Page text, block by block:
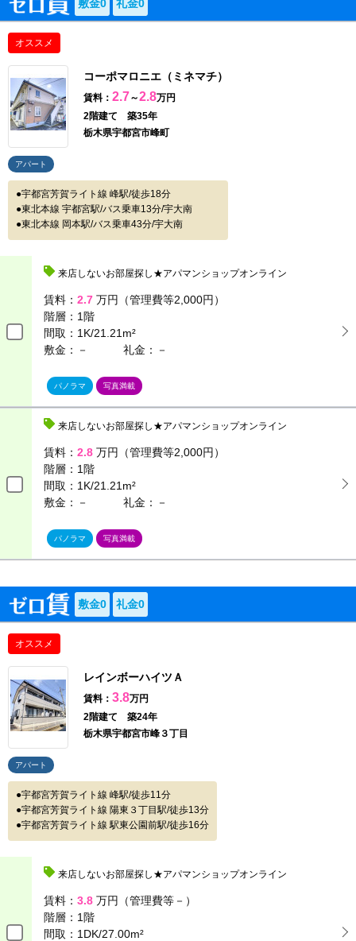
敷金0 礼金0
オススメ
コーポマロニエ（ミネマチ）
賃料： 2.7～2.8万円
2階建て 築35年
栃木県宇都宮市峰町
アパート
宇都宮芳賀ライト線 峰駅/徒歩18分
東北本線 宇都宮駅/バス乗車13分/宇大南
東北本線 岡本駅/バス乗車43分/宇大南
来店しないお部屋探し★アパマンショップオンライン
賃料： 2.7 万円（管理費等2,000円）
階層： 1階
間取： 1K/21.21m²
敷金：－
礼金：－
パノラマ 写真満載
来店しないお部屋探し★アパマンショップオンライン
賃料： 2.8 万円（管理費等2,000円）
階層： 1階
間取： 1K/21.21m²
敷金：－
礼金：－
パノラマ 写真満載
敷金0 礼金0
オススメ
レインボーハイツＡ
賃料： 3.8万円
2階建て 築24年
栃木県宇都宮市峰３丁目
アパート
宇都宮芳賀ライト線 峰駅/徒歩11分
宇都宮芳賀ライト線 陽東３丁目駅/徒歩13分
宇都宮芳賀ライト線 駅東公園前駅/徒歩16分
来店しないお部屋探し★アパマンショップオンライン
賃料： 3.8 万円（管理費等－）
階層： 1階
間取： 1DK/27.00m²